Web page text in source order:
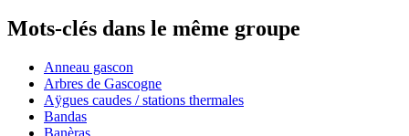
Mots-clés dans le même groupe
Anneau gascon
Arbres de Gascogne
Aÿgues caudes / stations thermales
Bandas
Banèras